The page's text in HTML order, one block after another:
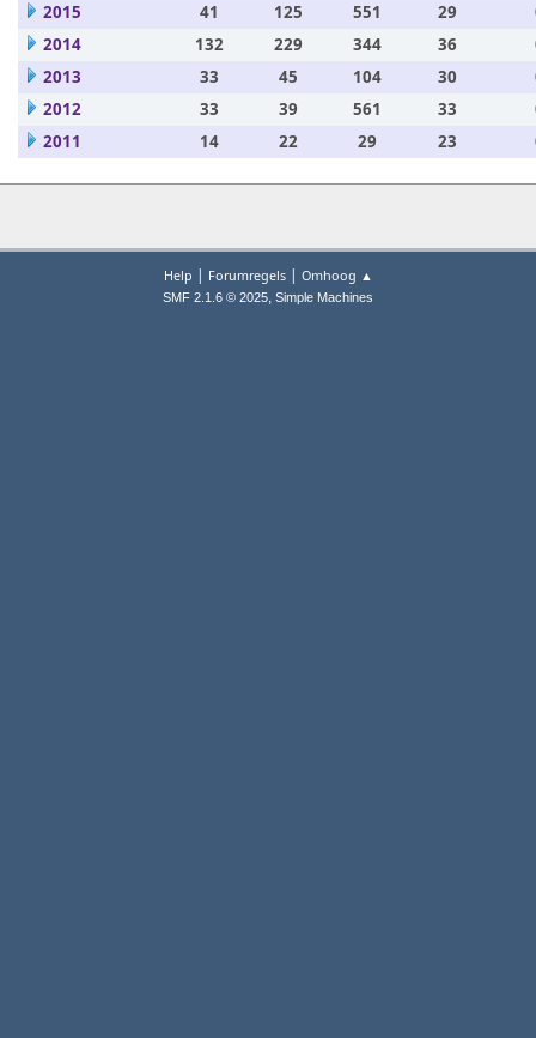
2015
41 125 551 29
2014
132 229 344 36
2013
33 45 104 30
2012
33 39 561 33
2011
14 22 29 23
Help | Forumregels| Omhoog ▲
SMF 2.1.6 © 2025, Simple Machines